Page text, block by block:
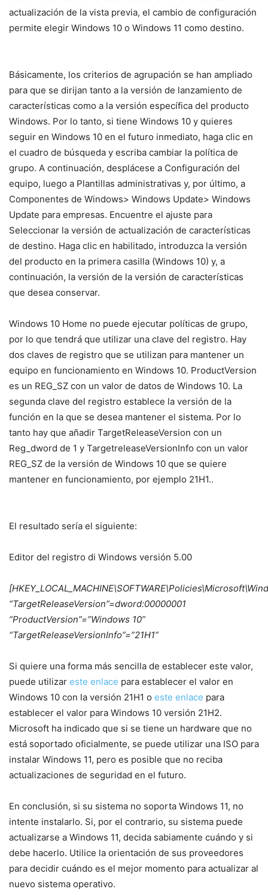
actualización de la vista previa, el cambio de configuración
permite elegir Windows 10 o Windows 11 como destino.
Básicamente, los criterios de agrupación se han ampliado
para que se dirijan tanto a la versión de lanzamiento de
características como a la versión específica del producto
Windows. Por lo tanto, si tiene Windows 10 y quieres
seguir en Windows 10 en el futuro inmediato, haga clic en
el cuadro de búsqueda y escriba cambiar la política de
grupo. A continuación, desplácese a Configuración del
equipo, luego a Plantillas administrativas y, por último, a
Componentes de Windows> Windows Update> Windows
Update para empresas. Encuentre el ajuste para
Seleccionar la versión de actualización de características
de destino. Haga clic en habilitado, introduzca la versión
del producto en la primera casilla (Windows 10) y, a
continuación, la versión de la versión de características
que desea conservar.
Windows 10 Home no puede ejecutar políticas de grupo,
por lo que tendrá que utilizar una clave del registro. Hay
dos claves de registro que se utilizan para mantener un
equipo en funcionamiento en Windows 10. ProductVersion
es un REG_SZ con un valor de datos de Windows 10. La
segunda clave del registro establece la versión de la
función en la que se desea mantener el sistema. Por lo
tanto hay que añadir TargetReleaseVersion con un
Reg_dword de 1 y TargetreleaseVersionInfo con un valor
REG_SZ de la versión de Windows 10 que se quiere
mantener en funcionamiento, por ejemplo 21H1..
El resultado sería el siguiente:
Editor del registro di Windows versión 5.00
“TargetReleaseVersion”=dword:00000001
“ProductVersion”=”Windows 10”
“TargetReleaseVersionInfo”=”21H1”
Si quiere una forma más sencilla de establecer este valor,
puede utilizar este enlace para establecer el valor en
Windows 10 con la versión 21H1 o este enlace para
establecer el valor para Windows 10 versión 21H2.
Microsoft ha indicado que si se tiene un hardware que no
está soportado oficialmente, se puede utilizar una ISO para
instalar Windows 11, pero es posible que no reciba
actualizaciones de seguridad en el futuro.
En conclusión, si su sistema no soporta Windows 11, no
intente instalarlo. Si, por el contrario, su sistema puede
actualizarse a Windows 11, decida sabiamente cuándo y si
debe hacerlo. Utilice la orientación de sus proveedores
para decidir cuándo es el mejor momento para actualizar al
nuevo sistema operativo.